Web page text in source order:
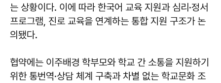
는 상황이다. 이에 따라 한국어 교육 지원과 심리·정서
프로그램, 진로 교육을 연계하는 통합 지원 구조가 논
의됐다.
협약에는 이주배경 학부모와 학교 간 소통을 지원하기
위한 통번역·상담 체계 구축과 차별 없는 학교문화 조